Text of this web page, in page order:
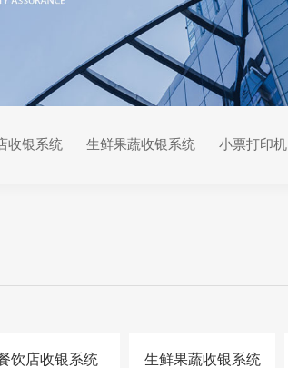
收银系统 生鲜果蔬收银系统 小票打印机
饮店收银系统 生鲜果蔬收银系统